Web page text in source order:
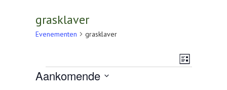
PUBLICATIES
AGENDA
grasklaver
Evenementen grasklaver
Lijst
Evenementen
Aankomende